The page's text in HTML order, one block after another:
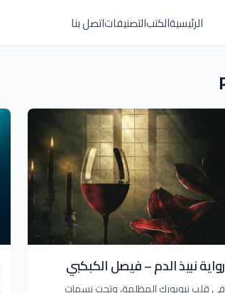
الرئيسيةالكتبالتصنيفاتاتصل بنا
رواية نبيذ الدم – فيصل الكبكبي
في قلب نيويورك المظلمة، وتحت نسمات